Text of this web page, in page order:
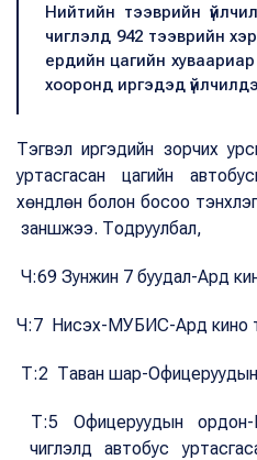
Нийтийн тээврийн
чиглэлд 942 тээврийн
ердийн цагийн
хооронд иргэдэд
Тэгвэл иргэдийн зорчих
уртасгасан цагийн
хөндлөн болон босоо
заншжээ. Тодруулбал,
Ч:69 Зунжин 7 буудал-Ард
Ч:7 Нисэх-МУБИС-Ард кино
Т:2 Таван шар-Офицеруудын
Т:5 Офицеруудын ордон-
чиглэлд автобус